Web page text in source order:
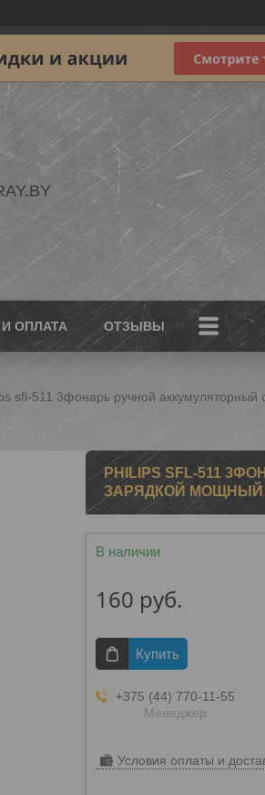
ОПЛАТА ОТЗЫВЫ
sfl-511 3фонарь ручной
PHILIPS SFL-511
ЗАРЯДКОЙ МОЩНЫЙ
В наличии
160 руб.
Купить
+375 (44) 770-11-55
Менеджер
Условия оплаты и